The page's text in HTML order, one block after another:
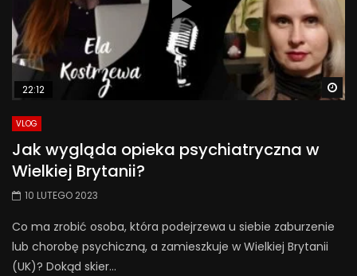
22:12
VLOG
Jak wygląda opieka psychiatryczna w
Wielkiej Brytanii?
10 LUTEGO 2023
Co ma zrobić osoba, która podejrzewa u siebie zaburzenie
lub chorobę psychiczną, a zamieszkuje w Wielkiej Brytanii
(UK)? Dokąd skier...